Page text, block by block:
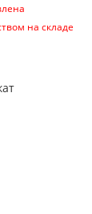
на складе